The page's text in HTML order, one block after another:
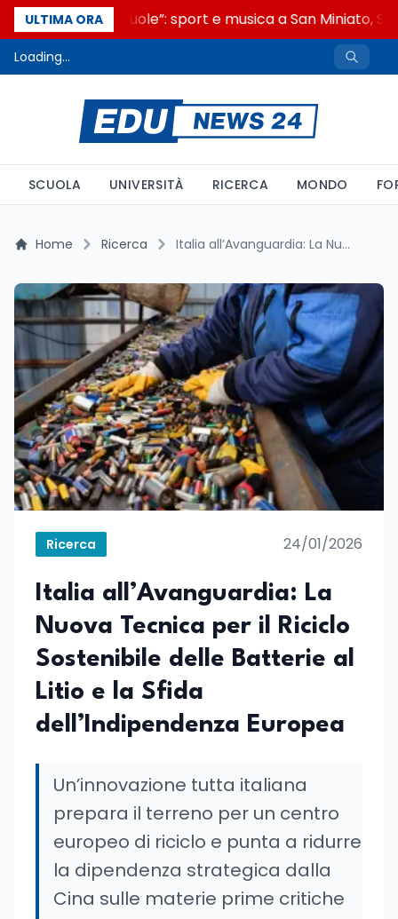
ULTIMA ORA
“Noi siamo le Scuole”: sport e musica a San Miniato,
Loading...
SCUOLA UNIVERSITÀ RICERCA MONDO
Home Ricerca Italia all’Avanguardia: La Nuova Tecnica per il Riciclo Sostenibile delle Batterie al Litio e la Sfida dell’Indipendenza Europea
Ricerca 24/01/2026
Italia all’Avanguardia: La
Nuova Tecnica per il Riciclo
Sostenibile delle Batterie al
Litio e la Sfida
dell’Indipendenza Europea
Un’innovazione tutta italiana
prepara il terreno per un centro
europeo di riciclo e punta a ridurre
la dipendenza strategica dalla
Cina sulle materie prime critiche